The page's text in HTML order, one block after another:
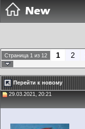
Страница 1 из 12 1 2
Перейти к новому
29.03.2021, 20:21